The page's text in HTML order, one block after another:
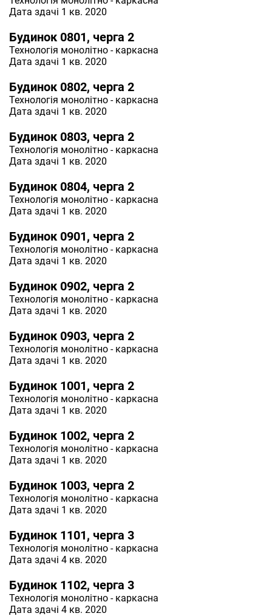
Дата здачі 1 кв. 2020
Будинок 0801, черга 2
Технологія монолітно - каркасна
Дата здачі 1 кв. 2020
Будинок 0802, черга 2
Технологія монолітно - каркасна
Дата здачі 1 кв. 2020
Будинок 0803, черга 2
Технологія монолітно - каркасна
Дата здачі 1 кв. 2020
Будинок 0804, черга 2
Технологія монолітно - каркасна
Дата здачі 1 кв. 2020
Будинок 0901, черга 2
Технологія монолітно - каркасна
Дата здачі 1 кв. 2020
Будинок 0902, черга 2
Технологія монолітно - каркасна
Дата здачі 1 кв. 2020
Будинок 0903, черга 2
Технологія монолітно - каркасна
Дата здачі 1 кв. 2020
Будинок 1001, черга 2
Технологія монолітно - каркасна
Дата здачі 1 кв. 2020
Будинок 1002, черга 2
Технологія монолітно - каркасна
Дата здачі 1 кв. 2020
Будинок 1003, черга 2
Технологія монолітно - каркасна
Дата здачі 1 кв. 2020
Будинок 1101, черга 3
Технологія монолітно - каркасна
Дата здачі 4 кв. 2020
Будинок 1102, черга 3
Технологія монолітно - каркасна
Дата здачі 4 кв. 2020